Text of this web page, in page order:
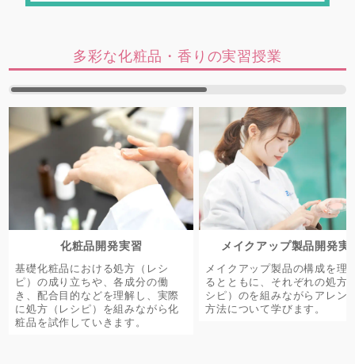
多彩な化粧品・香りの実習授業
化粧品開発実習
基礎化粧品における処方（レシ
ピ）の成り立ちや、各成分の働
き、配合目的などを理解し、実際
に処方（レシピ）を組みながら化
粧品を試作していきます。
メイクアップ製品開発実
メイクアップ製品の構成を理
るとともに、それぞれの処方
シピ）のを組みながらアレン
方法について学びます。